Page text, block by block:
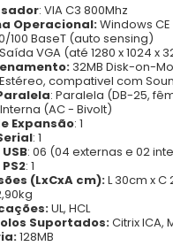
: VIA C3 800Mhz
Operacional:Windows CE
100 BaseT (auto sensing)
VGA (até 1280 x 1024 x
32MB Disk-on-
Estéreo, compativel com
: Paralela (DB-25,
Interna (AC - Bivolt)
Expansão: 1
: 1
: 06 (04 externas e 02
: 1
(LxCxA cm):L 30cm x C
UL, HCL
Suportados:Citrix ICA,
128MB